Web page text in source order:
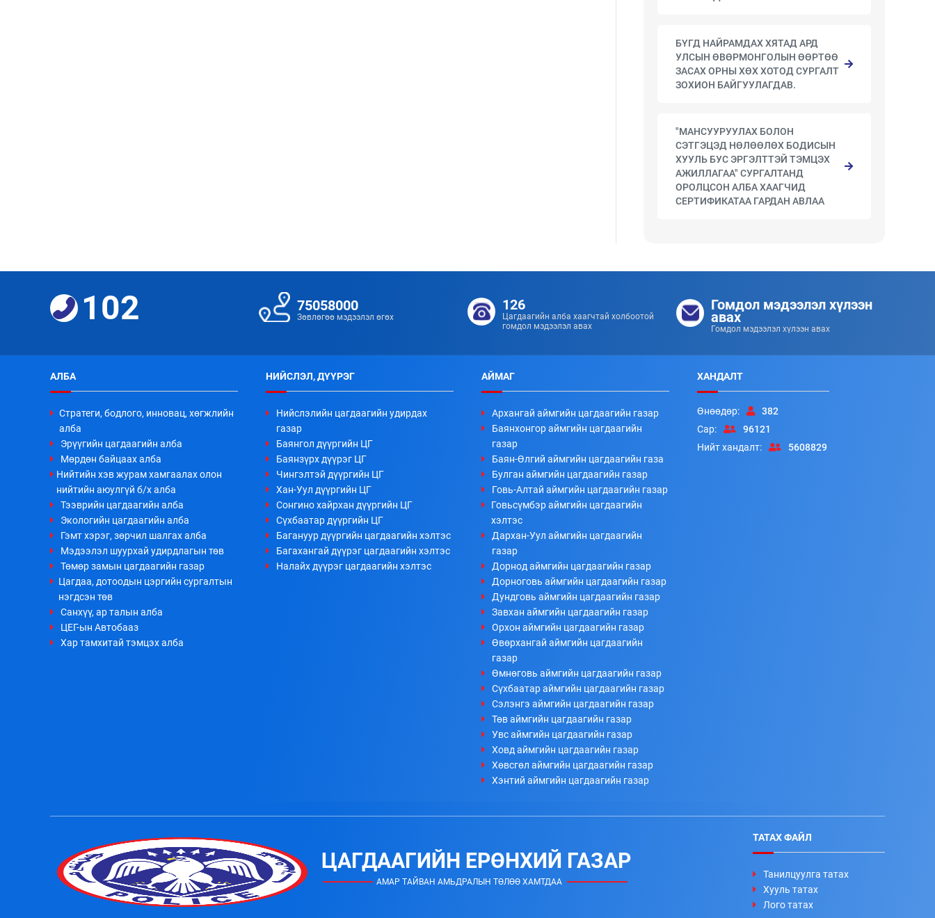
БҮГД НАЙРАМДАХ ХЯТАД АРД
УЛСЫН ӨВӨРМОНГОЛЫН ӨӨРТӨӨ
ЗАСАХ ОРНЫ ХӨХ ХОТОД СУРГАЛТ
ЗОХИОН БАЙГУУЛАГДАВ.
"МАНСУУРУУЛАХ БОЛОН
СЭТГЭЦЭД НӨЛӨӨЛӨХ БОДИСЫН
ХУУЛЬ БУС ЭРГЭЛТТЭЙ ТЭМЦЭХ
АЖИЛЛАГАА" СУРГАЛТАНД
ОРОЛЦСОН АЛБА ХААГЧИД
СЕРТИФИКАТАА ГАРДАН АВЛАА
102 75058000
Зөвлөгөө мэдээлэл өгөх
126
Цагдаагийн алба хаагчтай холбоотой
гомдол мэдээлэл авах
Гомдол мэдээлэл хүлээн
авах
Гомдол мэдээлэл хүлээн авах
АЛБА
Стратеги, бодлого, инновац, хөгжлийн
алба
Эрүүгийн цагдаагийн алба
Мөрдөн байцаах алба
Нийтийн хэв журам хамгаалах олон
нийтийн аюулгүй б/х алба
Тээврийн цагдаагийн алба
Экологийн цагдаагийн алба
Гэмт хэрэг, зөрчил шалгах алба
Мэдээлэл шуурхай удирдлагын төв
Төмөр замын цагдаагийн газар
Цагдаа, дотоодын цэргийн сургалтын
нэгдсэн төв
Санхүү, ар талын алба
ЦЕГ-ын Автобааз
Хар тамхитай тэмцэх алба
НИЙСЛЭЛ, ДҮҮРЭГ
Нийслэлийн цагдаагийн удирдах
газар
Баянгол дүүргийн ЦГ
Баянзүрх дүүрэг ЦГ
Чингэлтэй дүүргийн ЦГ
Хан-Уул дүүргийн ЦГ
Сонгино хайрхан дүүргийн ЦГ
Сүхбаатар дүүргийн ЦГ
Багануур дүүргийн цагдаагийн хэлтэс
Багахангай дүүрэг цагдаагийн хэлтэс
Налайх дүүрэг цагдаагийн хэлтэс
АЙМАГ
Архангай аймгийн цагдаагийн газар
Баянхонгор аймгийн цагдаагийн
газар
Баян-Өлгий аймгийн цагдаагийн газа
Булган аймгийн цагдаагийн газар
Говь-Алтай аймгийн цагдаагийн газар
Говьсүмбэр аймгийн цагдаагийн
хэлтэс
Дархан-Уул аймгийн цагдаагийн
газар
Дорнод аймгийн цагдаагийн газар
Дорноговь аймгийн цагдаагийн газар
Дундговь аймгийн цагдаагийн газар
Завхан аймгийн цагдаагийн газар
Орхон аймгийн цагдаагийн газар
Өвөрхангай аймгийн цагдаагийн
газар
Өмнөговь аймгийн цагдаагийн газар
Сүхбаатар аймгийн цагдаагийн газар
Сэлэнгэ аймгийн цагдаагийн газар
Төв аймгийн цагдаагийн газар
Увс аймгийн цагдаагийн газар
Ховд аймгийн цагдаагийн газар
Хөвсгөл аймгийн цагдаагийн газар
Хэнтий аймгийн цагдаагийн газар
ХАНДАЛТ
Өнөөдөр:
382
Сар:
96121
Нийт хандалт:
5608829
ЦАГДААГИЙН ЕРӨНХИЙ ГАЗАР
АМАР ТАЙВАН АМЬДРАЛЫН ТӨЛӨӨ ХАМТДАА
ТАТАХ ФАЙЛ
Танилцуулга татах
Хууль татах
Лого татах